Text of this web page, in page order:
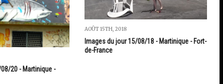
20 - Martinique -
AOÛT 15TH, 2018
Images du jour 15/08/18 - Martinique - Fort-
de-France